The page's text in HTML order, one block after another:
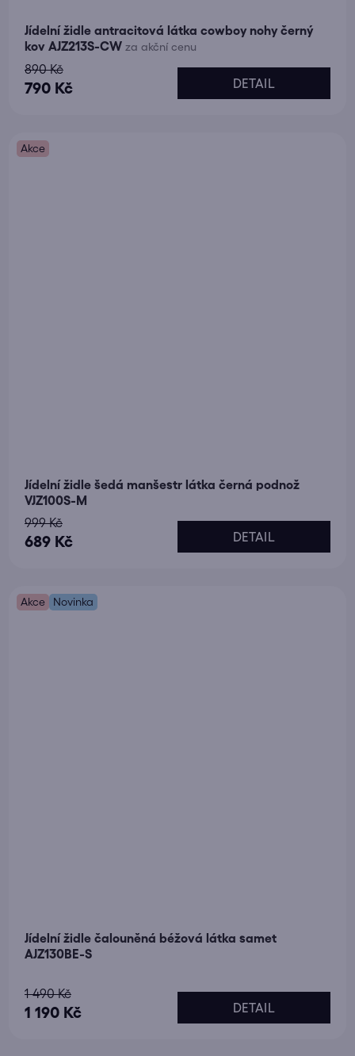
Jídelní židle antracitová látka cowboy nohy černý
kov AJZ213S-CW za akční cenu
790 Kč
890 Kč
DETAIL
Akce
Jídelní židle šedá manšestr látka černá podnož
VJZ100S-M
689 Kč
999 Kč
DETAIL
Akce Novinka
Jídelní židle čalouněná béžová látka samet
AJZ130BE-S
Průměrné
hodnocení
1 190 Kč
1 490 Kč
DETAIL